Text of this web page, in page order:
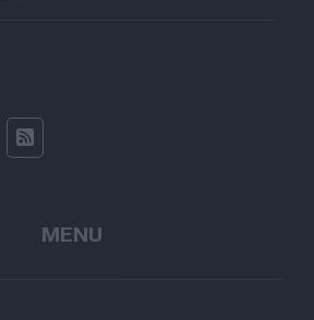
MENU